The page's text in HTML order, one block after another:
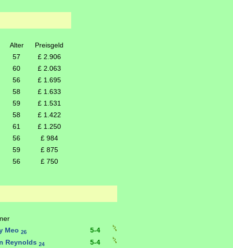
Alter
Preisgeld
57
£ 2.906
60
£ 2.063
56
£ 1.695
58
£ 1.633
59
£ 1.531
58
£ 1.422
61
£ 1.250
56
£ 984
59
£ 875
56 £ 750
Meo 26
5-4
Reynolds 24
5-4